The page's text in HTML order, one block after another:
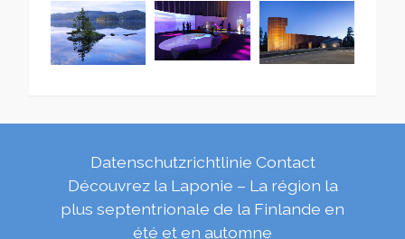
Datenschutzrichtlinie Contact
Découvrez la Laponie – La région la
plus septentrionale de la Finlande en
été et en automne